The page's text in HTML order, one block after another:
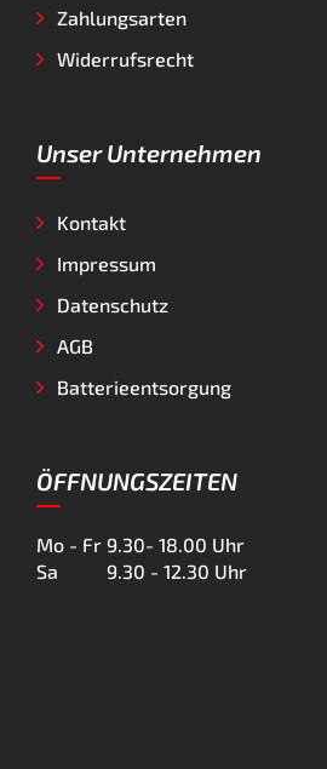
Zahlungsarten
Widerrufsrecht
Unser Unternehmen
Kontakt
Impressum
Datenschutz
AGB
Batterieentsorgung
ÖFFNUNGSZEITEN
Mo - Fr 9.30- 18.00 Uhr
Sa
9.30 - 12.30 Uhr